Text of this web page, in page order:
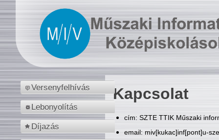
Versenyfelhívás
Lebonyolítás
Díjazás
Kapcsolat
cím: SZTE TTIK Műszaki
email: miv[kukac]inf[pont]u-